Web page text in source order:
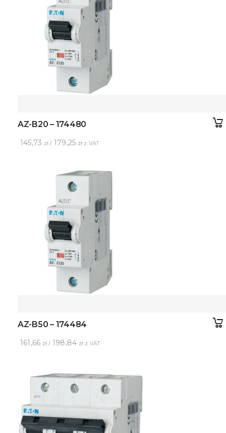
AZ-B20 – 174480
145,73 zł / 179,25 zł z VAT
AZ-B50 – 174484
161,66 zł / 198,84 zł z VAT